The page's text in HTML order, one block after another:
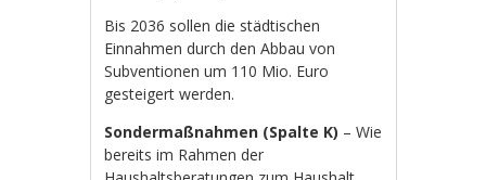
Bis 2036 sollen die städtischen
Einnahmen durch den Abbau von
Subventionen um 110 Mio. Euro
gesteigert werden.
Sondermaßnahmen (Spalte K) – Wie
bereits im Rahmen der